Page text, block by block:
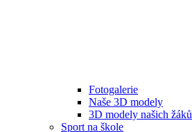
Fotogalerie
Naše 3D modely
3D modely našich žáků
Sport na škole